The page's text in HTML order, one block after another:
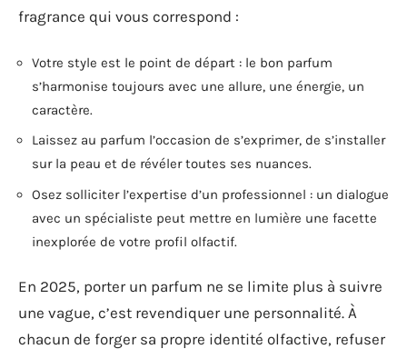
fragrance qui vous correspond :
Votre style est le point de départ : le bon parfum
s’harmonise toujours avec une allure, une énergie, un
caractère.
Laissez au parfum l’occasion de s’exprimer, de s’installer
sur la peau et de révéler toutes ses nuances.
Osez solliciter l’expertise d’un professionnel : un dialogue
avec un spécialiste peut mettre en lumière une facette
inexplorée de votre profil olfactif.
En 2025, porter un parfum ne se limite plus à suivre
une vague, c’est revendiquer une personnalité. À
chacun de forger sa propre identité olfactive, refuser